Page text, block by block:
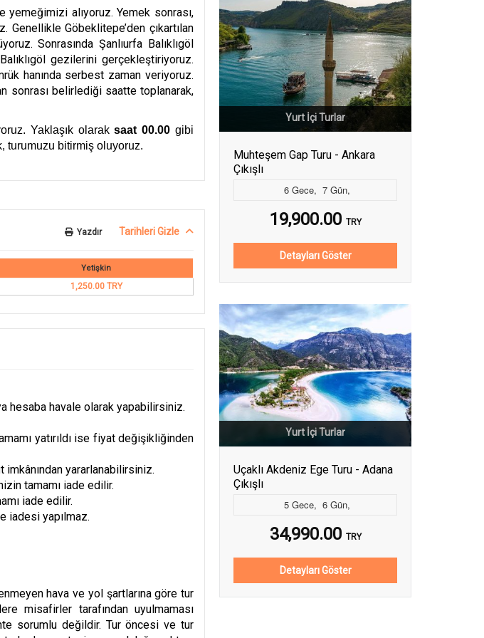
yemeğimizi alıyoruz. Yemek sonrası,
Göbeklitepe’den çıkartılan
Sonrasında Şanlıurfa Balıklıgöl
gezilerini gerçekleştiriyoruz.
hanında serbest zaman veriyoruz.
sonrası belirlediği saatte toplanarak,
Yaklaşık olaraksaat 00.00 gibi
turumuzu bitirmiş oluyoruz.
Tarihleri Gizle
Yazdır
Yetişkin
1,250.00 TRY
hesaba havale olarak yapabilirsiniz.
yatırıldı ise fiyat değişikliğinden
yararlanabilirsiniz.
tamamı iade edilir.
iade edilir.
iadesi yapılmaz.
hava ve yol şartlarına göre tur
misafirler tarafından uyulmaması
sorumlu değildir. Tur öncesi ve tur
Yurt İçi Turlar
Muhteşem Gap Turu - Ankara
Çıkışlı
6 Gece, 7 Gün,
19,900.00 TRY
Detayları Göster
Yurt İçi Turlar
Uçaklı Akdeniz Ege Turu - Adana
Çıkışlı
5 Gece, 6 Gün,
34,990.00 TRY
Detayları Göster